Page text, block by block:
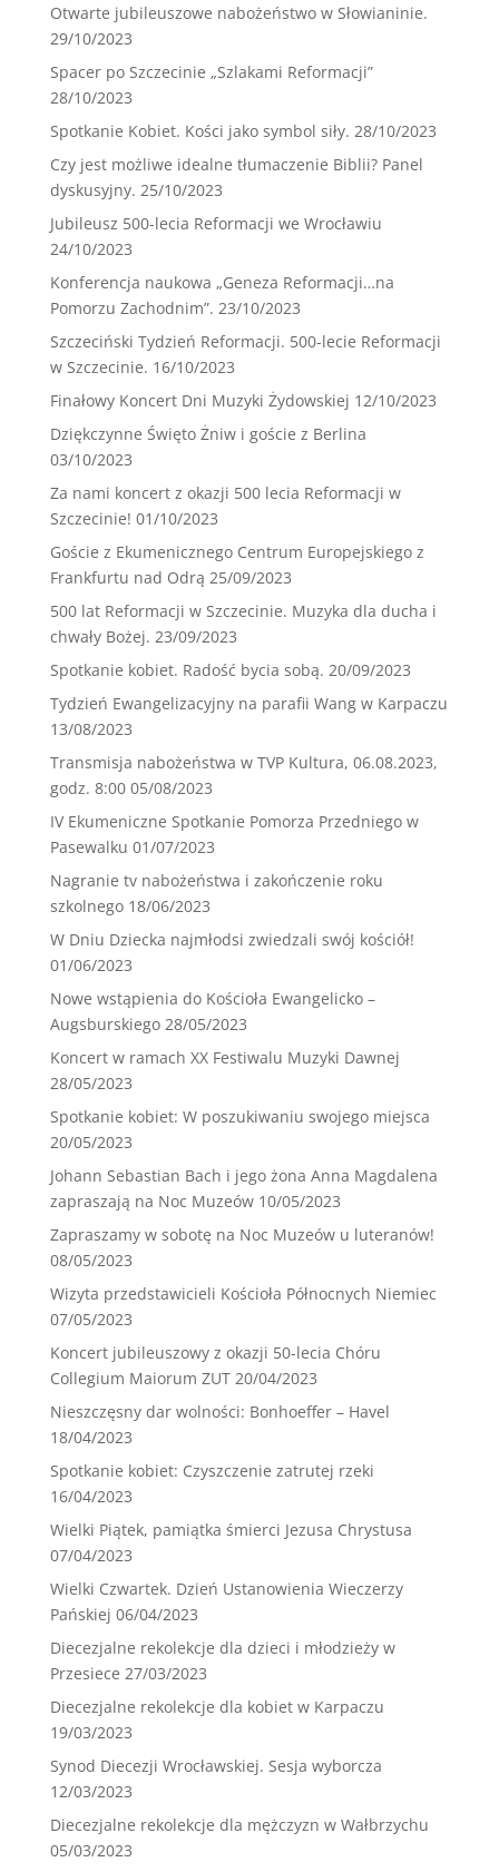
Otwarte jubileuszowe nabożeństwo w Słowianinie.
29/10/2023
Spacer po Szczecinie „Szlakami Reformacji”
28/10/2023
Spotkanie Kobiet. Kości jako symbol siły. 28/10/2023
Czy jest możliwe idealne tłumaczenie Biblii? Panel
dyskusyjny. 25/10/2023
Jubileusz 500-lecia Reformacji we Wrocławiu
24/10/2023
Konferencja naukowa „Geneza Reformacji…na
Pomorzu Zachodnim”. 23/10/2023
Szczeciński Tydzień Reformacji. 500-lecie Reformacji
w Szczecinie. 16/10/2023
Finałowy Koncert Dni Muzyki Żydowskiej 12/10/2023
Dziękczynne Święto Żniw i goście z Berlina
03/10/2023
Za nami koncert z okazji 500 lecia Reformacji w
Szczecinie! 01/10/2023
Goście z Ekumenicznego Centrum Europejskiego z
Frankfurtu nad Odrą 25/09/2023
500 lat Reformacji w Szczecinie. Muzyka dla ducha i
chwały Bożej. 23/09/2023
Spotkanie kobiet. Radość bycia sobą. 20/09/2023
Tydzień Ewangelizacyjny na parafii Wang w Karpaczu
13/08/2023
Transmisja nabożeństwa w TVP Kultura, 06.08.2023,
godz. 8:00 05/08/2023
IV Ekumeniczne Spotkanie Pomorza Przedniego w
Pasewalku 01/07/2023
Nagranie tv nabożeństwa i zakończenie roku
szkolnego 18/06/2023
W Dniu Dziecka najmłodsi zwiedzali swój kościół!
01/06/2023
Nowe wstąpienia do Kościoła Ewangelicko –
Augsburskiego 28/05/2023
Koncert w ramach XX Festiwalu Muzyki Dawnej
28/05/2023
Spotkanie kobiet: W poszukiwaniu swojego miejsca
20/05/2023
Johann Sebastian Bach i jego żona Anna Magdalena
zapraszają na Noc Muzeów 10/05/2023
Zapraszamy w sobotę na Noc Muzeów u luteranów!
08/05/2023
Wizyta przedstawicieli Kościoła Północnych Niemiec
07/05/2023
Koncert jubileuszowy z okazji 50-lecia Chóru
Collegium Maiorum ZUT 20/04/2023
Nieszczęsny dar wolności: Bonhoeffer – Havel
18/04/2023
Spotkanie kobiet: Czyszczenie zatrutej rzeki
16/04/2023
Wielki Piątek, pamiątka śmierci Jezusa Chrystusa
07/04/2023
Wielki Czwartek. Dzień Ustanowienia Wieczerzy
Pańskiej 06/04/2023
Diecezjalne rekolekcje dla dzieci i młodzieży w
Przesiece 27/03/2023
Diecezjalne rekolekcje dla kobiet w Karpaczu
19/03/2023
Synod Diecezji Wrocławskiej. Sesja wyborcza
12/03/2023
Diecezjalne rekolekcje dla mężczyzn w Wałbrzychu
05/03/2023